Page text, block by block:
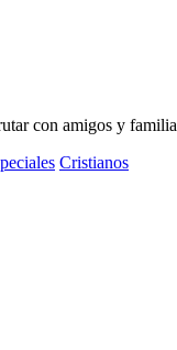
con amigos y familia
Cristianos